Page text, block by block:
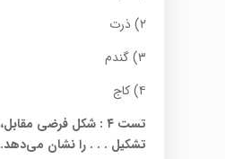
۲) ذرت
۳) گندم
۴) کاج
تست ۴ : شکل فرضی
تشکیل . . . را نشان می‌دهد.